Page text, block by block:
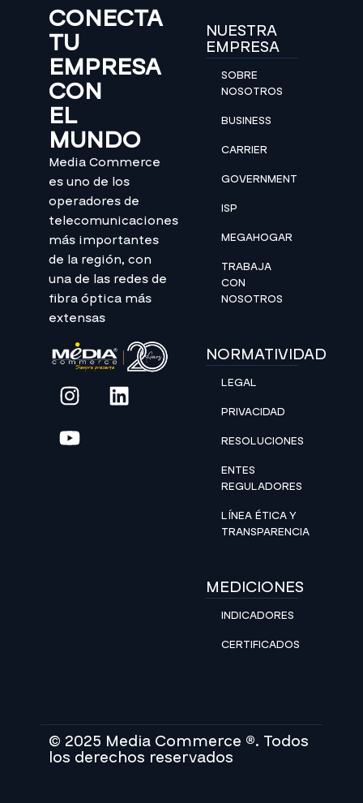
CONECTA
TU
EMPRESA
CON
EL
MUNDO
Media Commerce
es uno de los
operadores de
telecomunicaciones
más importantes
de la región, con
una de las redes de
fibra óptica más
extensas
NUESTRA
EMPRESA
SOBRE
NOSOTROS
BUSINESS
CARRIER
GOVERNMENT
ISP
MEGAHOGAR
TRABAJA
CON
NOSOTROS
NORMATIVIDAD
LEGAL
PRIVACIDAD
RESOLUCIONES
ENTES
REGULADORES
LÍNEA ÉTICA Y
TRANSPARENCIA
MEDICIONES
INDICADORES
CERTIFICADOS
© 2025 Media Commerce ®. Todos
los derechos reservados